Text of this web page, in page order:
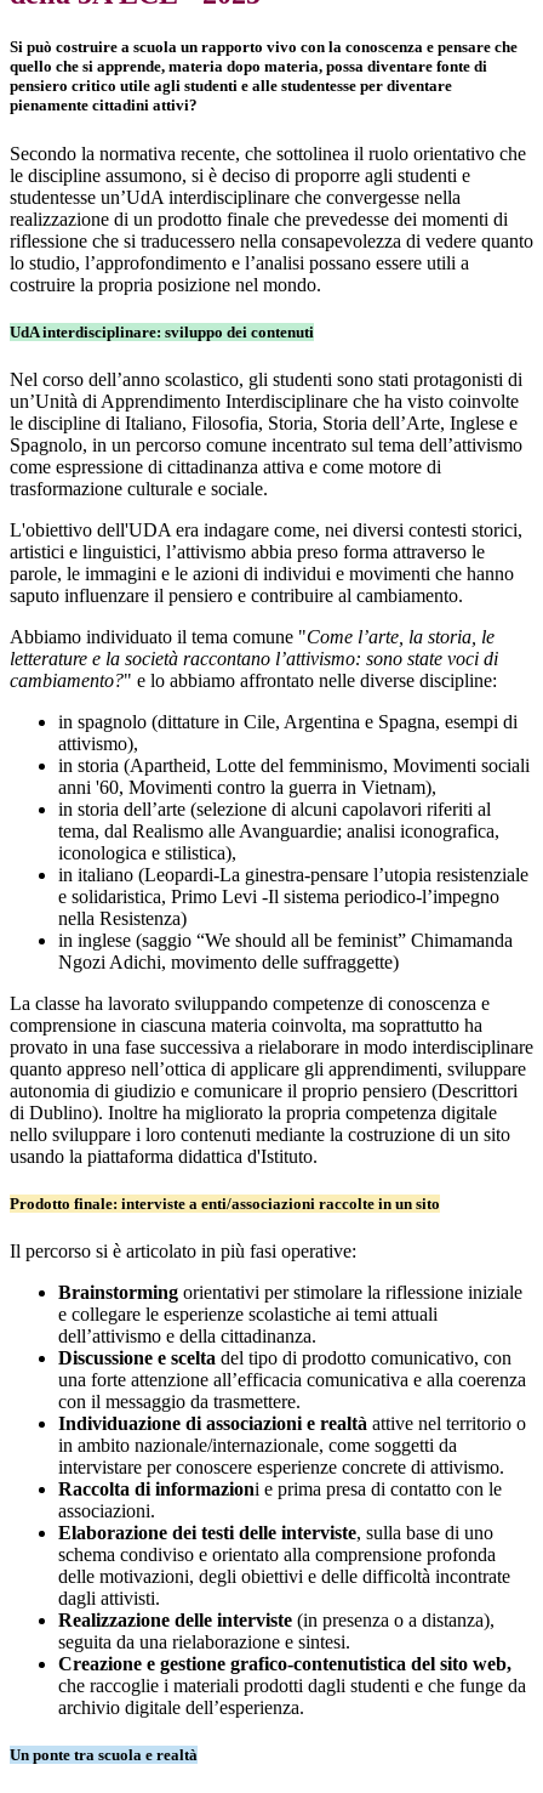
Si può costruire a scuola un rapporto vivo con la conoscenza e pensare che
quello che si apprende, materia dopo materia, possa diventare fonte di
pensiero critico utile agli studenti e alle studentesse per diventare
pienamente cittadini attivi?
Secondo la normativa recente, che sottolinea il ruolo orientativo che
le discipline assumono, si è deciso di proporre agli studenti e
studentesse un’UdA interdisciplinare che convergesse nella
realizzazione di un prodotto finale che prevedesse dei momenti di
riflessione che si traducessero nella consapevolezza di vedere quanto
lo studio, l’approfondimento e l’analisi possano essere utili a
costruire la propria posizione nel mondo.
UdA interdisciplinare: sviluppo dei contenuti
Nel corso dell’anno scolastico, gli studenti sono stati protagonisti di
un’Unità di Apprendimento Interdisciplinare che ha visto coinvolte
le discipline di Italiano, Filosofia, Storia, Storia dell’Arte, Inglese e
Spagnolo, in un percorso comune incentrato sul tema dell’attivismo
come espressione di cittadinanza attiva e come motore di
trasformazione culturale e sociale.
L'obiettivo dell'UDA era indagare come, nei diversi contesti storici,
artistici e linguistici, l’attivismo abbia preso forma attraverso le
parole, le immagini e le azioni di individui e movimenti che hanno
saputo influenzare il pensiero e contribuire al cambiamento.
Abbiamo individuato il tema comune "Come l’arte, la storia, le
letterature e la società raccontano l’attivismo: sono state voci di
cambiamento?" e lo abbiamo affrontato nelle diverse discipline:
in spagnolo (dittature in Cile, Argentina e Spagna, esempi di
attivismo),
in storia (Apartheid, Lotte del femminismo, Movimenti sociali
anni '60, Movimenti contro la guerra in Vietnam),
in storia dell’arte (selezione di alcuni capolavori riferiti al
tema, dal Realismo alle Avanguardie; analisi iconografica,
iconologica e stilistica),
in italiano (Leopardi-La ginestra-pensare l’utopia resistenziale
e solidaristica, Primo Levi -Il sistema periodico-l’impegno
nella Resistenza)
in inglese (saggio “We should all be feminist” Chimamanda
Ngozi Adichi, movimento delle suffraggette)
La classe ha lavorato sviluppando competenze di conoscenza e
comprensione in ciascuna materia coinvolta, ma soprattutto ha
provato in una fase successiva a rielaborare in modo interdisciplinare
quanto appreso nell’ottica di applicare gli apprendimenti, sviluppare
autonomia di giudizio e comunicare il proprio pensiero (Descrittori
di Dublino). Inoltre ha migliorato la propria competenza digitale
nello sviluppare i loro contenuti mediante la costruzione di un sito
usando la piattaforma didattica d'Istituto.
Prodotto finale: interviste a enti/associazioni raccolte in un sito
Il percorso si è articolato in più fasi operative:
Brainstorming orientativi per stimolare la riflessione iniziale
e collegare le esperienze scolastiche ai temi attuali
dell’attivismo e della cittadinanza.
Discussione e scelta del tipo di prodotto comunicativo, con
una forte attenzione all’efficacia comunicativa e alla coerenza
con il messaggio da trasmettere.
Individuazione di associazioni e realtà attive nel territorio o
in ambito nazionale/internazionale, come soggetti da
intervistare per conoscere esperienze concrete di attivismo.
Raccolta di informazioni e prima presa di contatto con le
associazioni.
Elaborazione dei testi delle interviste, sulla base di uno
schema condiviso e orientato alla comprensione profonda
delle motivazioni, degli obiettivi e delle difficoltà incontrate
dagli attivisti.
Realizzazione delle interviste (in presenza o a distanza),
seguita da una rielaborazione e sintesi.
Creazione e gestione grafico-contenutistica del sito web,
che raccoglie i materiali prodotti dagli studenti e che funge da
archivio digitale dell’esperienza.
Un ponte tra scuola e realtà